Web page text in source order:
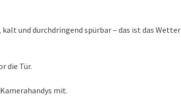
und durchdringend spürbar – das ist das Wetter
die Tür.
mit.